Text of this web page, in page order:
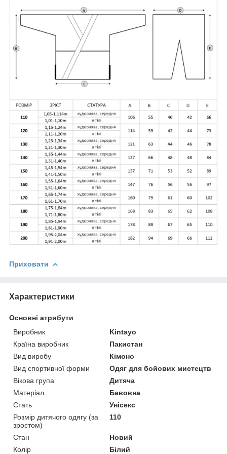
Приховати
Характеристики
Основні атрибути
Виробник
Kintayo
Країна виробник
Пакистан
Вид виробу
Кімоно
Вид спортивної форми
Одяг для бойових мистецтв
Вікова група
Дитяча
Матеріал
Бавовна
Стать
Унісекс
Розмір дитячого одягу (за
зростом)
110
Стан
Новий
Колір
Білий